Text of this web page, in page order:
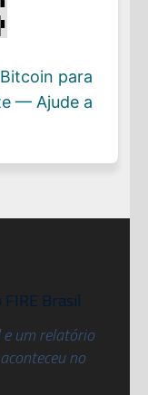
para
— Ajude a
Brasil
e um relatório
no